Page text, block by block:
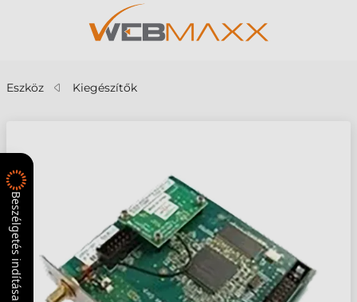
Eszköz Kiegészítők
Beszélgetés indítása